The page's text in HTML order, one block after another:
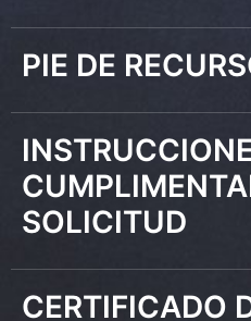
PIE DE
SOLICITUD
CERTIFICADO